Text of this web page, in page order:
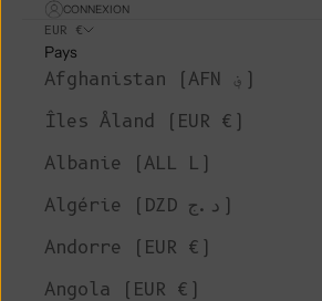
CONNEXION
EUR €
Pays
Afghanistan (AFN ؋)
Îles Åland (EUR €)
Albanie (ALL L)
Algérie (DZD د.ج)
Andorre (EUR €)
Angola (EUR €)